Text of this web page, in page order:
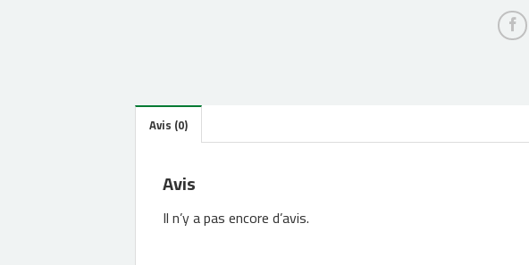
Avis (0)
Avis
Il n’y a pas encore d’avis.